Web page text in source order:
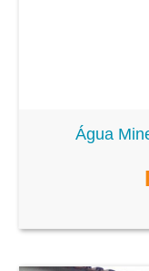
Água